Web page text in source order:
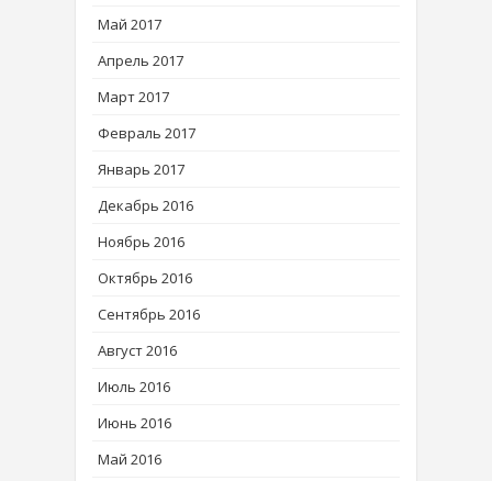
Май 2017
Апрель 2017
Март 2017
Февраль 2017
Январь 2017
Декабрь 2016
Ноябрь 2016
Октябрь 2016
Сентябрь 2016
Август 2016
Июль 2016
Июнь 2016
Май 2016